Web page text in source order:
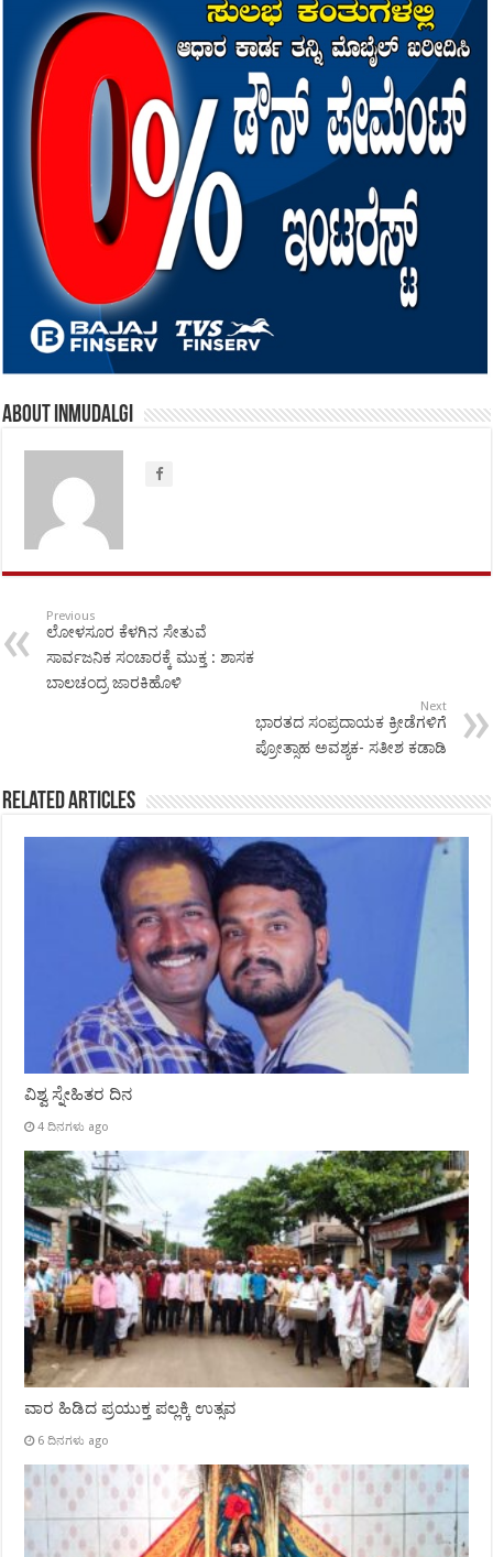
About inmudalgi
Previous
ಲೋಳಸೂರ ಕೆಳಗಿನ ಸೇತುವೆ
ಸಾರ್ವಜನಿಕ ಸಂಚಾರಕ್ಕೆ ಮುಕ್ತ : ಶಾಸಕ
ಬಾಲಚಂದ್ರ ಜಾರಕಿಹೊಳಿ
Next
ಭಾರತದ ಸಂಪ್ರದಾಯಕ ಕ್ರೀಡೆಗಳಿಗೆ
ಪ್ರೋತ್ಸಾಹ ಅವಶ್ಯಕ- ಸತೀಶ ಕಡಾಡಿ
Related Articles
ವಿಶ್ವ ಸ್ನೇಹಿತರ ದಿನ
4 ದಿನಗಳು ago
ವಾರ ಹಿಡಿದ ಪ್ರಯುಕ್ತ ಪಲ್ಲಕ್ಕಿ ಉತ್ಸವ
6 ದಿನಗಳು ago